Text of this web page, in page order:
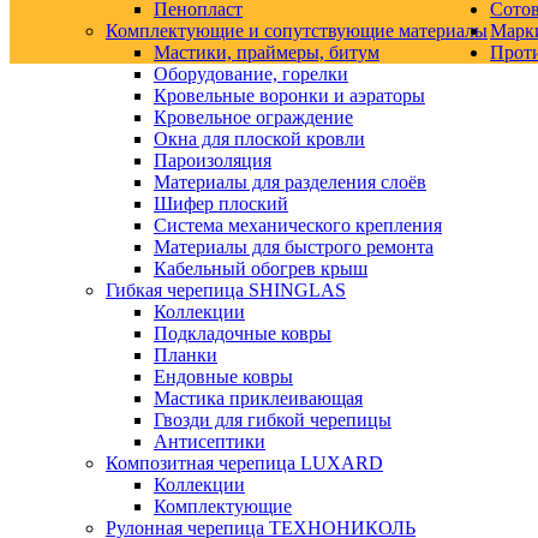
Пенопласт
Комплектующие и сопутствующие материалы
Мастики, праймеры, битум
Оборудование, горелки
Кровельные воронки и аэраторы
Кровельное ограждение
Окна для плоской кровли
Пароизоляция
Материалы для разделения слоёв
Шифер плоский
Система механического крепления
Материалы для быстрого ремонта
Кабельный обогрев крыш
Гибкая черепица SHINGLAS
Коллекции
Подкладочные ковры
Планки
Ендовные ковры
Мастика приклеивающая
Гвозди для гибкой черепицы
Антисептики
Композитная черепица LUXARD
Коллекции
Комплектующие
Рулонная черепица ТЕХНОНИКОЛЬ